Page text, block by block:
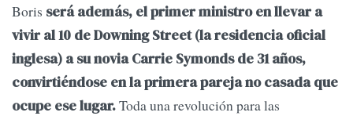
Boris será además, el primer ministro en llevar a
vivir al 10 de Downing Street (la residencia oficial
inglesa) a su novia Carrie Symonds de 31 años,
convirtiéndose en la primera pareja no casada que
ocupe ese lugar.Toda una revolución para las